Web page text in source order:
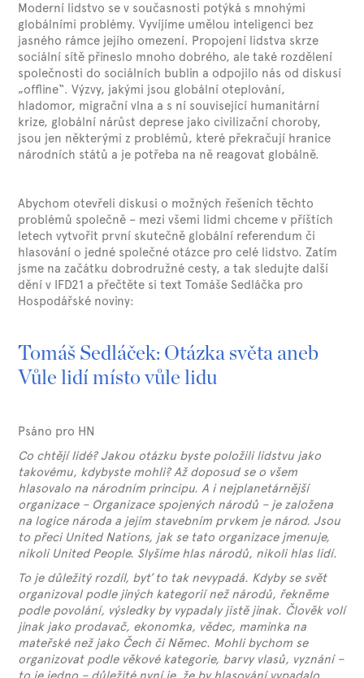
Moderní lidstvo se v současnosti potýká s mnohými
globálními problémy. Vyvíjíme umělou inteligenci bez
jasného rámce jejího omezení. Propojení lidstva skrze
sociální sítě přineslo mnoho dobrého, ale také rozdělení
společnosti do sociálních bublin a odpojilo nás od diskusí
„offline“. Výzvy, jakými jsou globální oteplování,
hladomor, migrační vlna a s ní související humanitární
krize, globální nárůst deprese jako civilizační choroby,
jsou jen některými z problémů, které překračují hranice
národních států a je potřeba na ně reagovat globálně.
Abychom otevřeli diskusi o možných řešeních těchto
problémů společně – mezi všemi lidmi chceme v příštích
letech vytvořit první skutečně globální referendum či
hlasování o jedné společné otázce pro celé lidstvo. Zatím
jsme na začátku dobrodružné cesty, a tak sledujte další
dění v IFD21 a přečtěte si text Tomáše Sedláčka pro
Hospodářské noviny:
Tomáš Sedláček: Otázka světa aneb
Vůle lidí místo vůle lidu
Psáno pro HN
Co chtějí lidé? Jakou otázku byste položili lidstvu jako
takovému, kdybyste mohli? Až doposud se o všem
hlasovalo na národním principu. A i nejplanetárnější
organizace – Organizace spojených národů – je založena
na logice národa a jejím stavebním prvkem je národ. Jsou
to přeci United Nations, jak se tato organizace jmenuje,
nikoli United People. Slyšíme hlas národů, nikoli hlas lidí.
To je důležitý rozdíl, byť to tak nevypadá. Kdyby se svět
organizoval podle jiných kategorií než národů, řekněme
podle povolání, výsledky by vypadaly jistě jinak. Člověk volí
jinak jako prodavač, ekonomka, vědec, maminka na
mateřské než jako Čech či Němec. Mohli bychom se
organizovat podle věkové kategorie, barvy vlasů, vyznání –